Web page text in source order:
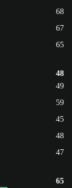
68
67
65
48
49
59
45
48
47
65